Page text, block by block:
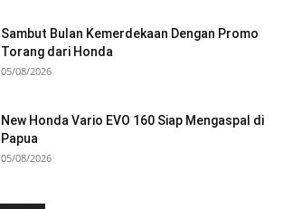
Sambut Bulan Kemerdekaan Dengan Promo
Torang dari Honda
05/08/2026
New Honda Vario EVO 160 Siap Mengaspal di
Papua
05/08/2026